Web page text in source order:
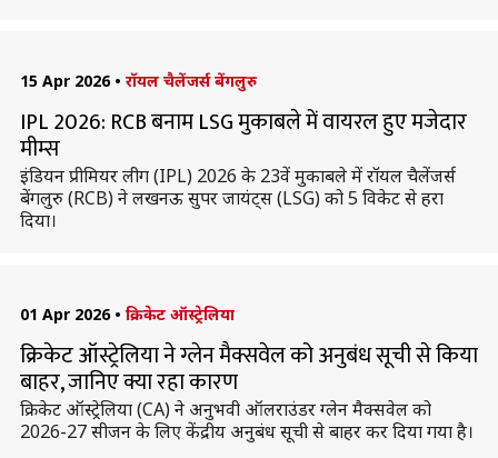
15 Apr 2026 • रॉयल चैलेंजर्स बेंगलुरु
IPL 2026: RCB बनाम LSG मुकाबले में वायरल हुए मजेदार
मीम्स
इंडियन प्रीमियर लीग (IPL) 2026 के 23वें मुकाबले में रॉयल चैलेंजर्स
बेंगलुरु (RCB) ने लखनऊ सुपर जायंट्स (LSG) को 5 विकेट से हरा
दिया।
01 Apr 2026 • क्रिकेट ऑस्ट्रेलिया
क्रिकेट ऑस्ट्रेलिया ने ग्लेन मैक्सवेल को अनुबंध सूची से किया
बाहर, जानिए क्या रहा कारण
क्रिकेट ऑस्ट्रेलिया (CA) ने अनुभवी ऑलराउंडर ग्लेन मैक्सवेल को
2026-27 सीजन के लिए केंद्रीय अनुबंध सूची से बाहर कर दिया गया है।